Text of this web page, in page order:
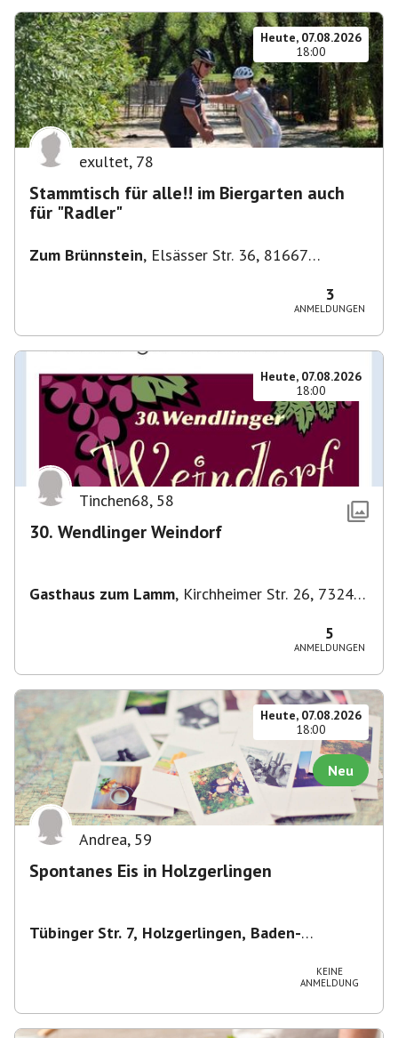
Heute, 07.08.2026
18:00
exultet, 78
Stammtisch für alle!! im Biergarten auch
für "Radler"
Zum Brünnstein, Elsässer Str. 36, 81667
3
ANMELDUNGEN
Heute, 07.08.2026
18:00
Tinchen68, 58
30. Wendlinger Weindorf
Gasthaus zum Lamm, Kirchheimer Str. 26, 73240
5
ANMELDUNGEN
Heute, 07.08.2026
18:00
Neu
Andrea, 59
Spontanes Eis in Holzgerlingen
Tübinger Str. 7, Holzgerlingen, Baden-
Holzgerlingen, Baden-Württemberg, Deutschland
KEINE
ANMELDUNG